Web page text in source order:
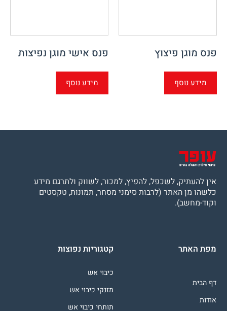
פנס מוגן פיצוץ
מידע נוסף
פנס אישי מוגן נפיצות
מידע נוסף
אין להעתיק, לשכפל, להפיץ, למכור, לשווק ולתרגם מידע
כלשהו מן האתר (לרבות סימני מסחר, תמונות, טקסטים
וקוד-מחשב).
מפת האתר
דף הבית
אודות
קטגוריות נפוצות
כיבוי אש
מזנקי כיבוי אש
תותחי כיבוי אש